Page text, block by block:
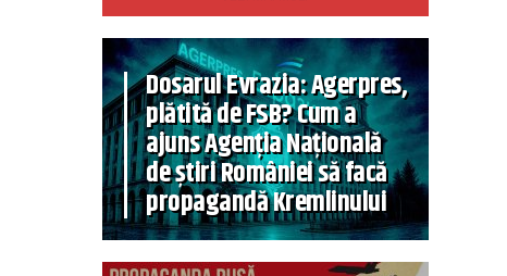
Dosarul Evrazia: Agerpres,
plătită de FSB? Cum a
ajuns Agenția Națională
de știri României să facă
propagandă Kremlinului